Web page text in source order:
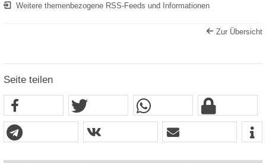
Weitere themenbezogene RSS-Feeds und Informationen
Zur Übersicht
Seite teilen